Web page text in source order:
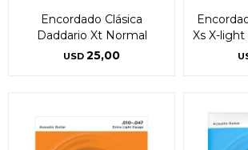
Encordado Clásica
Daddario Xt Normal
USD 25,00
Xs X-light